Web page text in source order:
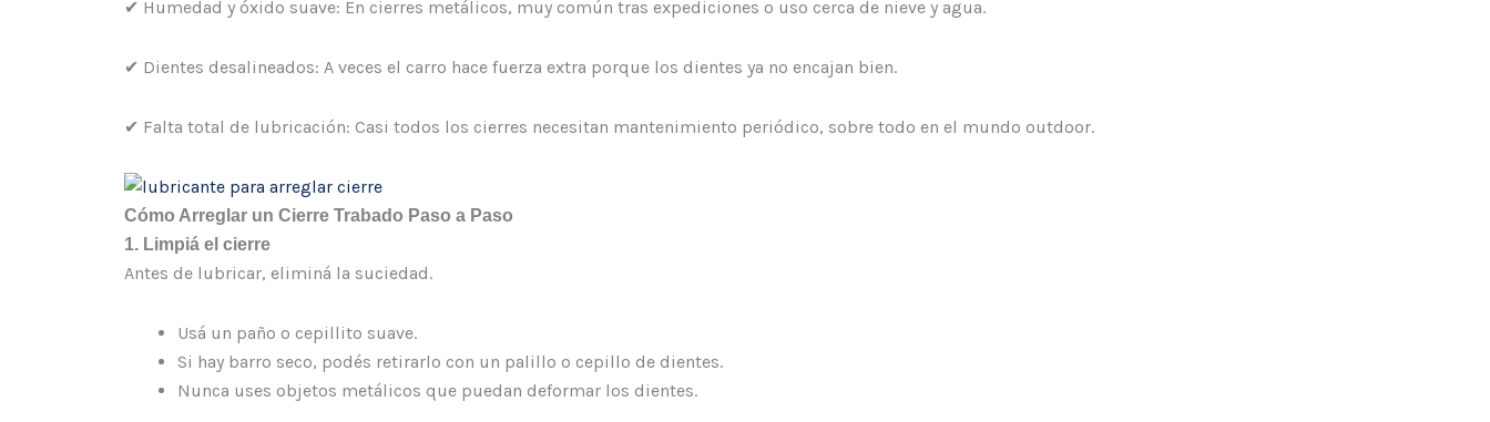
✔ Humedad y óxido suave: En cierres metálicos, muy común tras expediciones o uso cerca de nieve y agua.
✔ Dientes desalineados: A veces el carro hace fuerza extra porque los dientes ya no encajan bien.
✔ Falta total de lubricación: Casi todos los cierres necesitan mantenimiento periódico, sobre todo en el mundo outdoor.
Cómo Arreglar un Cierre Trabado Paso a Paso
1. Limpiá el cierre
Antes de lubricar, eliminá la suciedad.
Usá un paño o cepillito suave.
Si hay barro seco, podés retirarlo con un palillo o cepillo de dientes.
Nunca uses objetos metálicos que puedan deformar los dientes.